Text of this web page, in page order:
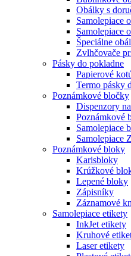
Obálky s
Samolepiace
Samolepiace
Špeciálne
Zvlhčovače
Pásky do pokladne
Papierové
Termo pásky
Poznámkové bločky
Dispenzory
Poznámkové
Samolepiace
Samolepiace
Poznámkové bloky
Karisbloky
Krúžkové
Lepené bloky
Zápisníky
Záznamové
Samolepiace etikety
InkJet etikety
Kruhové
Laser etikety